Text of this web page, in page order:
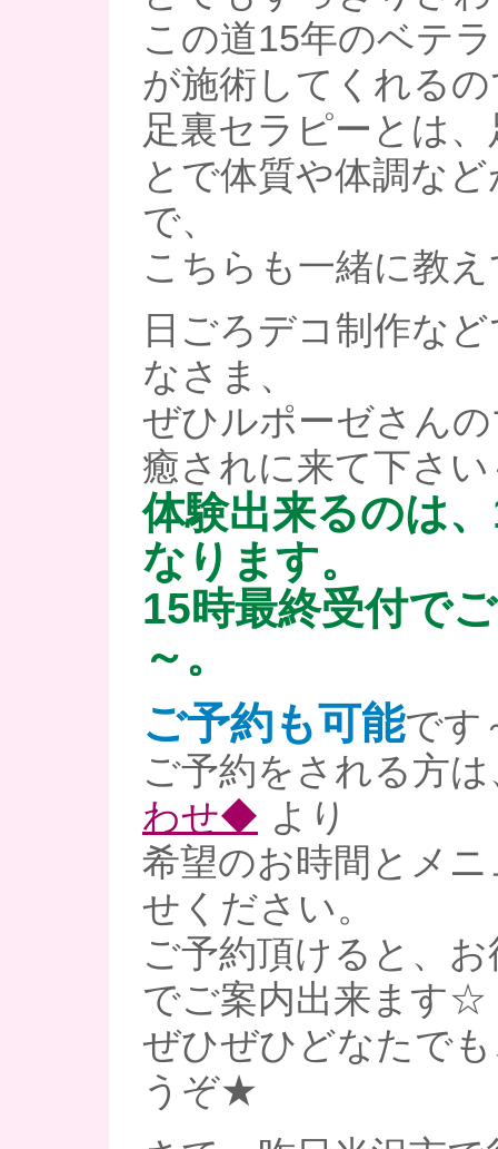
この道15年のベテ
が施術してくれる
足裏セラピーとは
とで体質や体調な
で、
こちらも一緒に教
日ごろデコ制作な
なさま、
ぜひルポーゼさん
癒されに来て下さい
体験出来るのは
なります。
15時最終受付で
～。
ご予約も可能です
ご予約をされる方
わせ◆ より
希望のお時間とメ
せください。
ご予約頂けると、
でご案内出来ます☆
ぜひぜひどなたで
うぞ★